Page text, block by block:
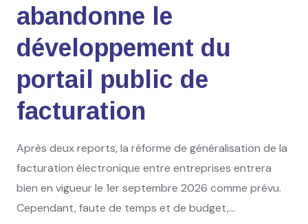
abandonne le
développement du
portail public de
facturation
Après deux reports, la réforme de généralisation de la
facturation électronique entre entreprises entrera
bien en vigueur le 1er septembre 2026 comme prévu.
Cependant, faute de temps et de budget,...